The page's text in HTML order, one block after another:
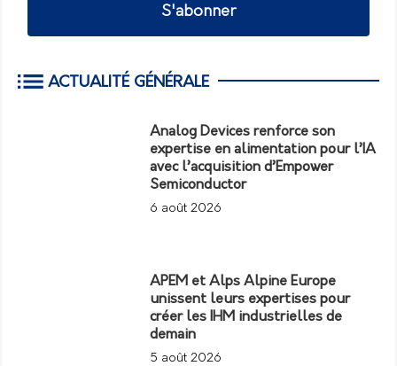
S'abonner
ACTUALITÉ GÉNÉRALE
Analog Devices renforce son
expertise en alimentation pour l’IA
avec l’acquisition d’Empower
Semiconductor
6 août 2026
APEM et Alps Alpine Europe
unissent leurs expertises pour
créer les IHM industrielles de
demain
5 août 2026